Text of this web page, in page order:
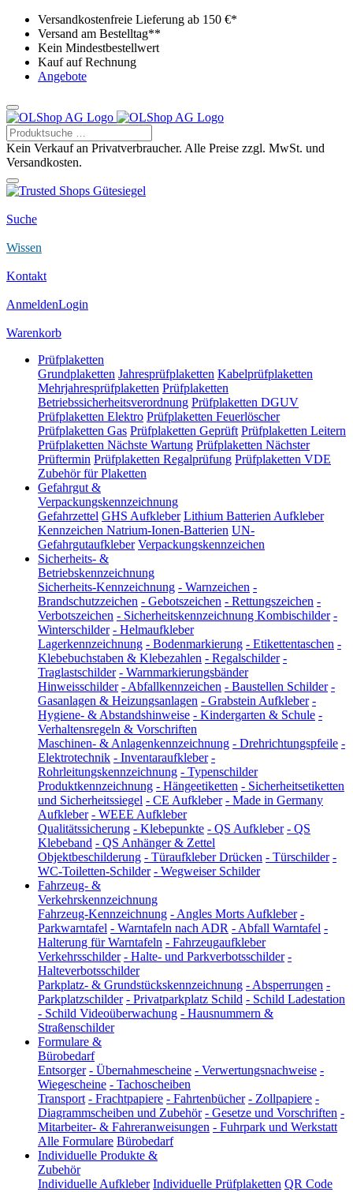
Versandkostenfreie Lieferung ab 150 €*
Versand am Bestelltag**
Kein Mindestbestellwert
Kauf auf Rechnung
Angebote
Kein Verkauf an Privatverbraucher. Alle Preise zzgl. MwSt. und
Versandkosten.
Suche
Wissen
Kontakt
AnmeldenLogin
Warenkorb
Prüfplaketten
Grundplaketten Jahresprüfplaketten Kabelprüfplaketten
Mehrjahresprüfplaketten Prüfplaketten
Betriebssicherheitsverordnung Prüfplaketten DGUV
Prüfplaketten Elektro Prüfplaketten Feuerlöscher
Prüfplaketten Gas Prüfplaketten Geprüft Prüfplaketten Leitern
Prüfplaketten Nächste Wartung Prüfplaketten Nächster
Prüftermin Prüfplaketten Regalprüfung Prüfplaketten VDE
Zubehör für Plaketten
Gefahrgut &
Verpackungskennzeichnung
Gefahrzettel GHS Aufkleber Lithium Batterien Aufkleber
Kennzeichen Natrium-Ionen-Batterien UN-
Gefahrgutaufkleber Verpackungskennzeichen
Sicherheits- &
Betriebskennzeichnung
Sicherheits-Kennzeichnung - Warnzeichen -
Brandschutzzeichen - Gebotszeichen - Rettungszeichen -
Verbotszeichen - Sicherheitskennzeichnung Kombischilder -
Winterschilder - Helmaufkleber
Lagerkennzeichnung - Bodenmarkierung - Etikettentaschen -
Klebebuchstaben & Klebezahlen - Regalschilder -
Traglastschilder - Warnmarkierungsbänder
Hinweisschilder - Abfallkennzeichen - Baustellen Schilder -
Gasanlagen & Heizungsanlagen - Grabstein Aufkleber -
Hygiene- & Abstandshinweise - Kindergarten & Schule -
Verhaltensregeln & Vorschriften
Maschinen- & Anlagenkennzeichnung - Drehrichtungspfeile -
Elektrotechnik - Inventaraufkleber -
Rohrleitungskennzeichnung - Typenschilder
Produktkennzeichnung - Hängeetiketten - Sicherheitsetiketten
und Sicherheitssiegel - CE Aufkleber - Made in Germany
Aufkleber - WEEE Aufkleber
Qualitätssicherung - Klebepunkte - QS Aufkleber - QS
Klebeband - QS Anhänger & Zettel
Objektbeschilderung - Türaufkleber Drücken - Türschilder -
WC-Toiletten-Schilder - Wegweiser Schilder
Fahrzeug- &
Verkehrskennzeichnung
Fahrzeug-Kennzeichnung - Angles Morts Aufkleber -
Parkwarntafel - Warntafeln nach ADR - Abfall Warntafel -
Halterung für Warntafeln - Fahrzeugaufkleber
Verkehrsschilder - Halte- und Parkverbotsschilder -
Halteverbotsschilder
Parkplatz- & Grundstückskennzeichnung - Absperrungen -
Parkplatzschilder - Privatparkplatz Schild - Schild Ladestation
- Schild Videoüberwachung - Hausnummern &
Straßenschilder
Formulare &
Bürobedarf
Entsorger - Übernahmescheine - Verwertungsnachweise -
Wiegescheine - Tachoscheiben
Transport - Frachtpapiere - Fahrtenbücher - Zollpapiere -
Diagrammscheiben und Zubehör - Gesetze und Vorschriften -
Mitarbeiter- & Fahreranweisungen - Fuhrpark und Werkstatt
Alle Formulare Bürobedarf
Individuelle Produkte &
Zubehör
Individuelle Aufkleber Individuelle Prüfplaketten QR Code